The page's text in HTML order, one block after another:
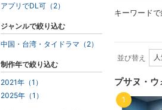
キーワード
並び替え
プサヌ・
1
アプリでDL可（2）
ジャンルで絞り込む
中国・台湾・タイドラマ（2）
制作年で絞り込む
2021年（1）
2025年（1）